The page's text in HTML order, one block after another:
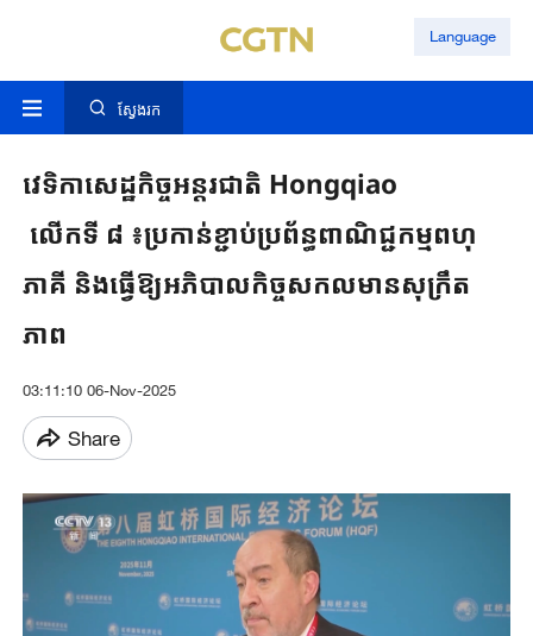
Language
ស្វែងរក
វេទិកាសេដ្ឋកិច្ចអន្តរជាតិ​​ Hongqiao​
លើកទី ៨ ៖ប្រកាន់ខ្ជាប់​ប្រព័ន្ធពាណិជ្ជកម្ម​ពហុ
ភាគី ​និងធ្វើឱ្យ​អភិបាលកិច្ចសកលមានសុក្រឹត
ភាព
03:11:10 06-Nov-2025
Share